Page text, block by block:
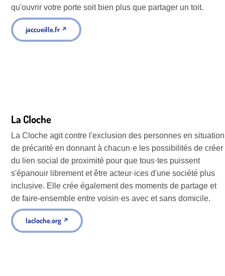
qu'ouvrir votre porte soit bien plus que partager un toit.
jaccueille.fr ↗
La Cloche
La Cloche agit contre l'exclusion des personnes en situation
de précarité en donnant à chacun·e les possibilités de créer
du lien social de proximité pour que tous·tes puissent
s'épanouir librement et être acteur·ices d'une société plus
inclusive. Elle crée également des moments de partage et
de faire-ensemble entre voisin·es avec et sans domicile.
lacloche.org ↗